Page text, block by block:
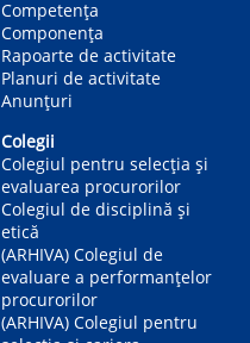
Competenţa
Componența
Rapoarte de activitate
Planuri de activitate
Anunțuri
Colegii
Colegiul pentru selecția și
evaluarea procurorilor
Colegiul de disciplină și
etică
(ARHIVA) Colegiul de
evaluare a performanțelor
procurorilor
(ARHIVA) Colegiul pentru